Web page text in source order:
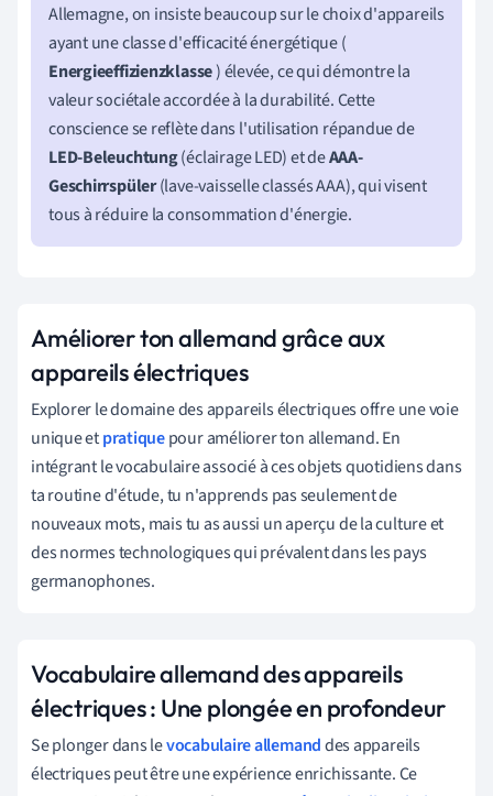
Allemagne, on insiste beaucoup sur le choix d'appareils
ayant une classe d'efficacité énergétique (
Energieeffizienzklasse) élevée, ce qui démontre la
valeur sociétale accordée à la durabilité. Cette
conscience se reflète dans l'utilisation répandue de
LED-Beleuchtung(éclairage LED) et deAAA-
Geschirrspüler(lave-vaisselle classés AAA), qui visent
tous à réduire la consommation d'énergie.
Améliorer ton allemand grâce aux
appareils électriques
Explorer le domaine des appareils électriques offre une voie
unique etpratiquepour améliorer ton allemand. En
intégrant le vocabulaire associé à ces objets quotidiens dans
ta routine d'étude, tu n'apprends pas seulement de
nouveaux mots, mais tu as aussi un aperçu de la culture et
des normes technologiques qui prévalent dans les pays
germanophones.
Vocabulaire allemand des appareils
électriques : Une plongée en profondeur
Se plonger dans levocabulaire allemanddes appareils
électriques peut être une expérience enrichissante. Ce